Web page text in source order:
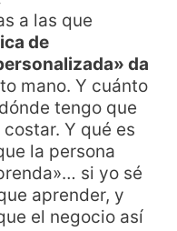
a las que
de
da
mano. Y cuánto
tengo que
Y qué es
la persona
si yo sé
aprender, y
el negocio así